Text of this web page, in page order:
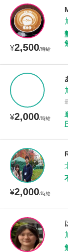
¥2,500/時給
¥2,000/時給
¥2,000/時給
距離：15km以内
年齢：18-101歳
性別